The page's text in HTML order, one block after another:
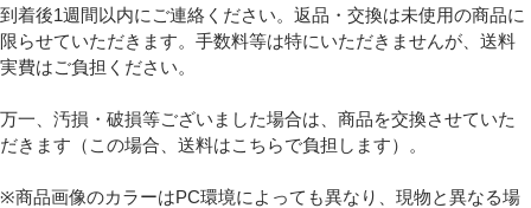
到着後1週間以内にご連絡ください。返品・交換は未使用の商品に
限らせていただきます。手数料等は特にいただきませんが、送料
実費はご負担ください。
万一、汚損・破損等ございました場合は、商品を交換させていた
だきます（この場合、送料はこちらで負担します）。
※商品画像のカラーはPC環境によっても異なり、現物と異なる場